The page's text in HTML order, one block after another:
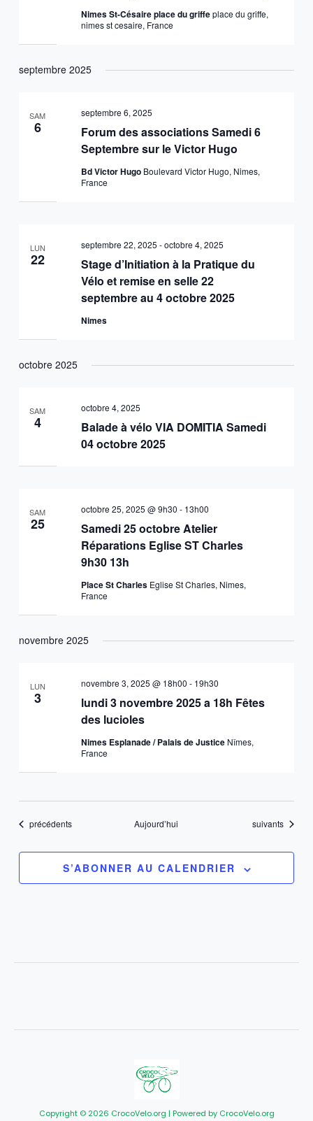
Nimes St-Césaire place du griffeplace du griffe,
nimes st cesaire, France
septembre 2025
SAM
6
Forum des associations Samedi 6
Septembre sur le Victor Hugo
septembre 6, 2025
Bd Victor Hugo Boulevard Victor Hugo, Nimes,
France
LUN
22
Stage d’Initiation à la Pratique du
Vélo et remise en selle 22
septembre au 4 octobre 2025
septembre 22, 2025 -octobre 4, 2025
Nimes
octobre 2025
SAM
4
Balade à vélo VIA DOMITIA Samedi
04 octobre 2025
octobre 4, 2025
SAM
25
Samedi 25 octobre Atelier
Réparations Eglise ST Charles
9h30 13h
octobre 25, 2025 @ 9h30 - 13h00
Place St Charles Eglise St Charles, Nimes,
France
novembre 2025
LUN
3
lundi 3 novembre 2025 a 18h Fêtes
des lucioles
novembre 3, 2025 @ 18h00 - 19h30
Nimes Esplanade / Palais de Justice Nîmes,
France
Évènements
précédents Aujourd’hui Évènements
suivants
S’ABONNER AU CALENDRIER
Copyright © 2026 CrocoVelo.org | Powered by CrocoVelo.org